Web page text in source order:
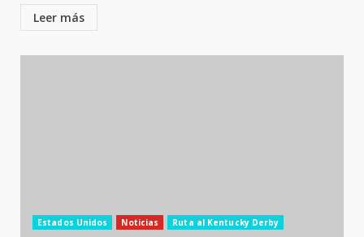
Leer más
Estados Unidos Noticias Ruta al Kentucky Derby